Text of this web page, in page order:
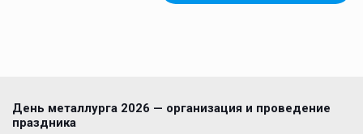
День металлурга 2026 — организация и проведение
праздника